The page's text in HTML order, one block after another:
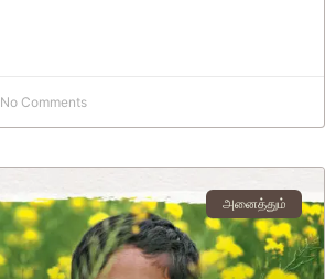
No Comments
அனைத்தும்